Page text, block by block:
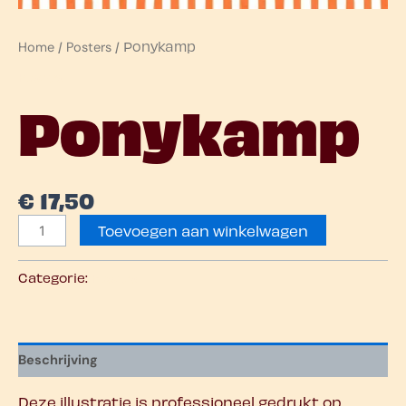
Home / Posters / Ponykamp
Ponykamp
€ 17,50
Toevoegen aan winkelwagen
Categorie:
Beschrijving
Deze illustratie is professioneel gedrukt op